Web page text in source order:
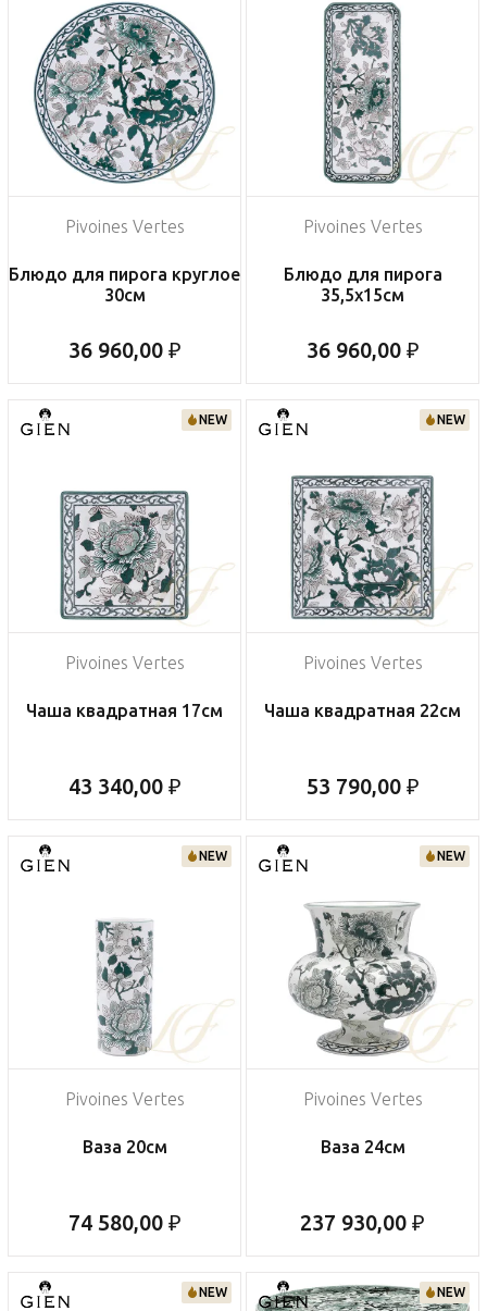
Pivoines Vertes
Блюдо для пирога круглое
30см
36 960,00 ₽
Pivoines Vertes
Блюдо для пирога
35,5х15см
36 960,00 ₽
NEW
Pivoines Vertes
Чаша квадратная 17см
43 340,00 ₽
NEW
Pivoines Vertes
Чаша квадратная 22см
53 790,00 ₽
NEW
Pivoines Vertes
Ваза 20см
74 580,00 ₽
NEW
Pivoines Vertes
Ваза 24см
237 930,00 ₽
NEW NEW